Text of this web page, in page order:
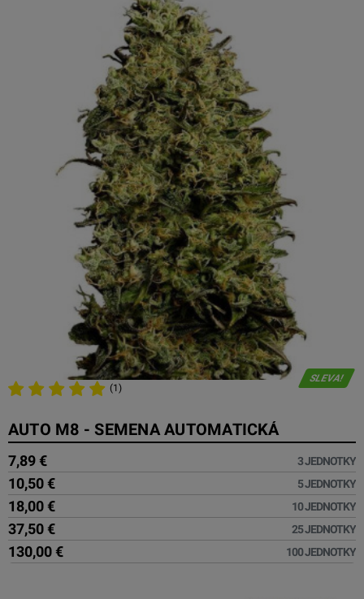
SLEVA!
(1)
AUTO M8 - SEMENA AUTOMATICKÁ
7,89 € 3 JEDNOTKY
10,50 € 5 JEDNOTKY
18,00 € 10 JEDNOTKY
37,50 € 25 JEDNOTKY
130,00 € 100 JEDNOTKY